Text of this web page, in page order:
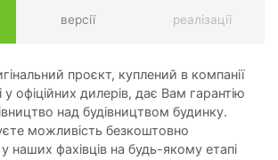
версії реалізації
проєкт, куплений в компанії
у офіційних дилерів, дає Вам гарантію
над будівництвом будинку.
можливість безкоштовно
наших фахівців на будь-якому етапі